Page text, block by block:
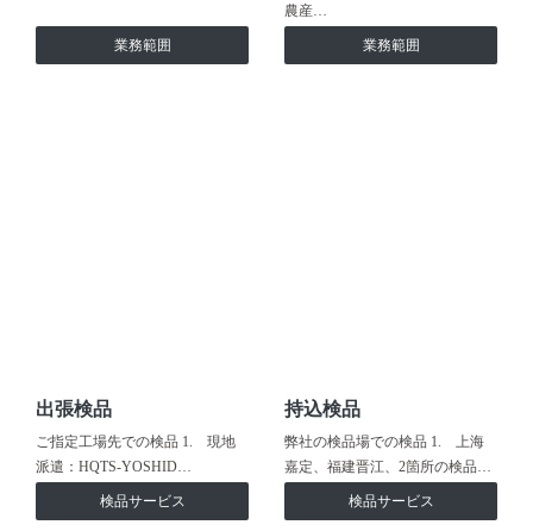
業務範囲
農産…
業務範囲
出張検品
ご指定工場先での検品 1. 現地
派遣：HQTS-YOSHID…
検品サービス
持込検品
弊社の検品場での検品 1. 上海
嘉定、福建晋江、2箇所の検品…
検品サービス